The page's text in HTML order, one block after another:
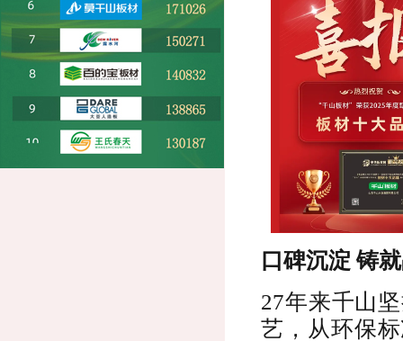
口碑沉淀 铸
27年来千山
艺，从环保